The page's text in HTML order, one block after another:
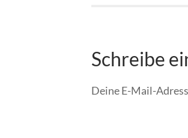
Schreibe
Deine E-Mail-